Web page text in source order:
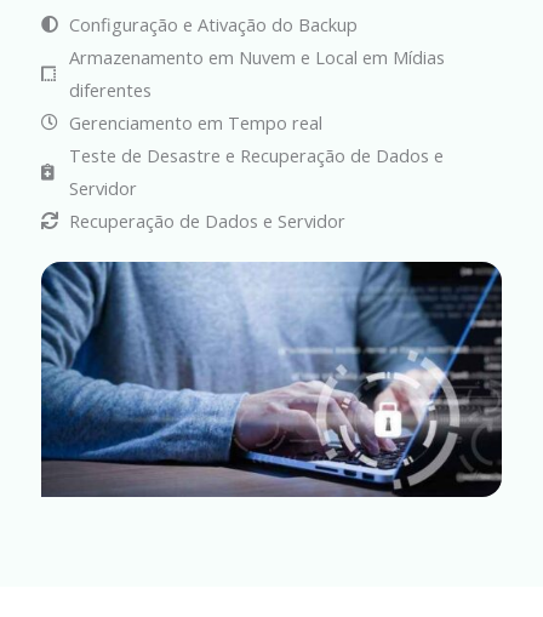
Configuração e Ativação do Backup
Armazenamento em Nuvem e Local em Mídias
diferentes
Gerenciamento em Tempo real
Teste de Desastre e Recuperação de Dados e
Servidor
Recuperação de Dados e Servidor